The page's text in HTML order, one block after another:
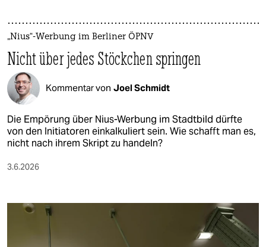
„Nius“-Werbung im Berliner ÖPNV
Nicht über jedes Stöckchen springen
Kommentar von Joel Schmidt
Die Empörung über Nius-Werbung im Stadtbild dürfte
von den Initiatoren einkalkuliert sein. Wie schafft man es,
nicht nach ihrem Skript zu handeln?
3.6.2026